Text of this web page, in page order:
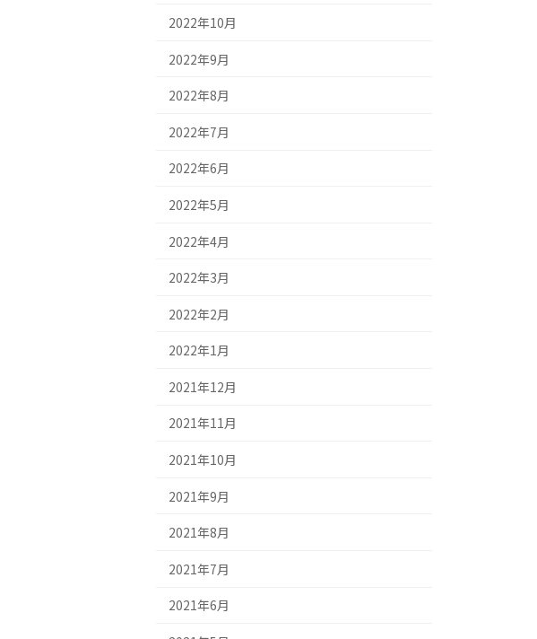
2022年10月
2022年9月
2022年8月
2022年7月
2022年6月
2022年5月
2022年4月
2022年3月
2022年2月
2022年1月
2021年12月
2021年11月
2021年10月
2021年9月
2021年8月
2021年7月
2021年6月